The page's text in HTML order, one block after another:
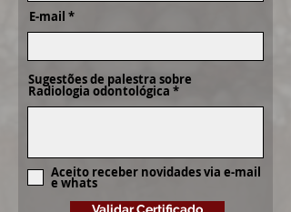
E-mail
Sugestões de palestra sobre
Radiologia odontológica
Aceito receber novidades via e-mail
e whats